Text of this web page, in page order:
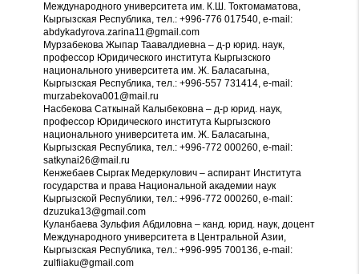
Международного университета им. К.Ш. Токтомаматова,
Кыргызская Республика, тел.: +996-776 017540, е-mail:
abdykadyrova.zarina11@gmail.com
Мурзабекова Жыпар Таавалдиевна – д-р юрид. наук,
профессор Юридического института Кыргызского
национального университета им. Ж. Баласагына,
Кыргызская Республика, тел.: +996-557 731414, е-mail:
murzabekova001@mail.ru
Насбекова Саткынай Калыбековна – д-р юрид. наук,
профессор Юридического института Кыргызского
национального университета им. Ж. Баласагына,
Кыргызская Республика, тел.: +996-772 000260, е-mail:
satkynai26@mail.ru
Кенжебаев Сыргак Медеркулович – аспирант Института
государства и права Национальной академии наук
Кыргызской Республики, тел.: +996-772 000260, е-mail:
dzuzuka13@gmail.com
Куланбаева Зульфия Абдиловна – канд. юрид. наук, доцент
Международного университета в Центральной Азии,
Кыргызская Республика, тел.: +996-995 700136, е-mail:
zulfiiaku@gmail.com